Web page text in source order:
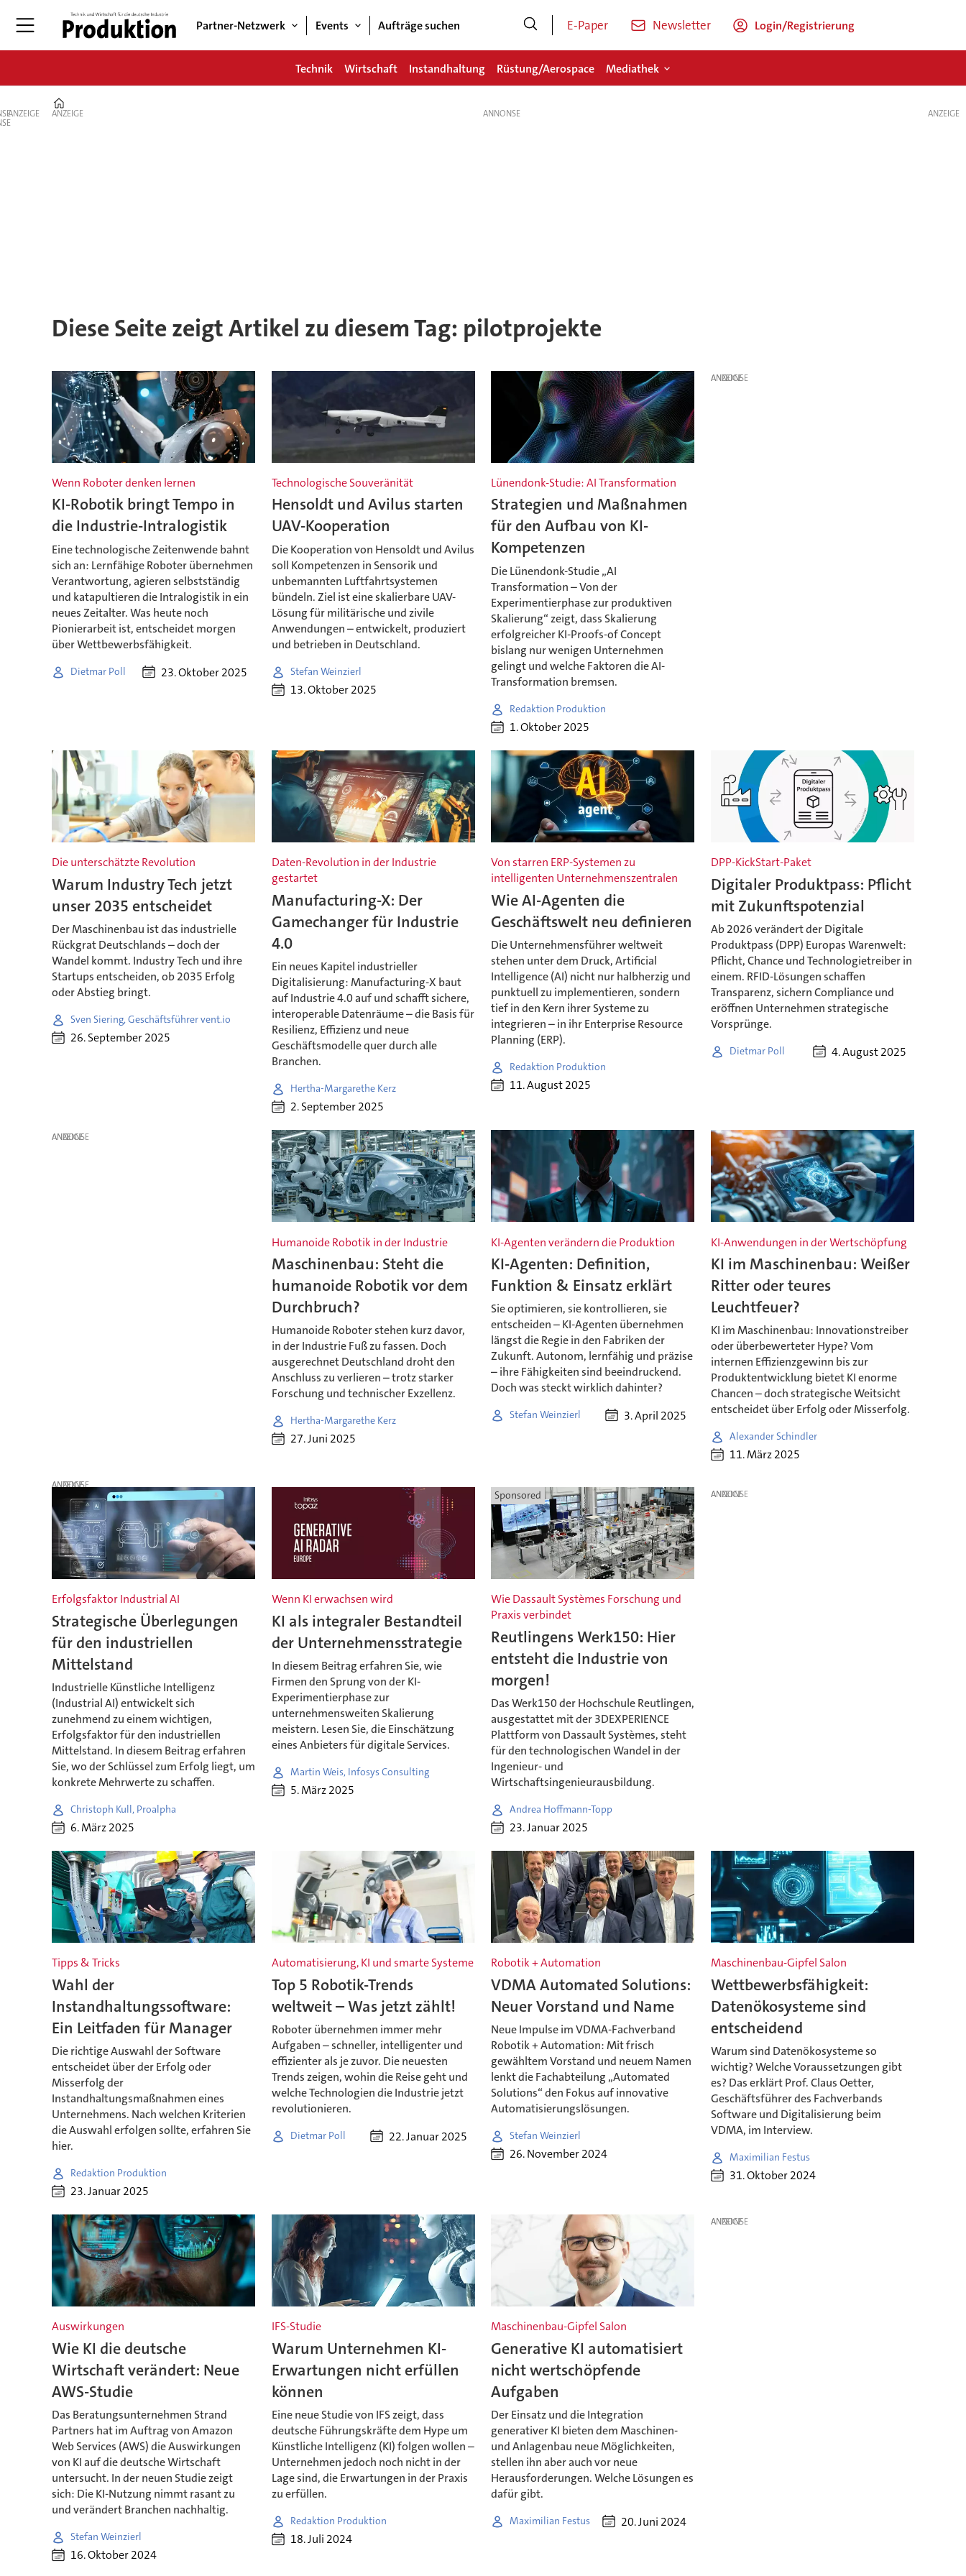
Partner-Netzwerk Events Aufträge suchen E-Paper Newsletter Login/Registrierung
Technik Wirtschaft Instandhaltung Rüstung/Aerospace Mediathek
ANZEIGE ANZEIGE
Diese Seite zeigt Artikel zu diesem Tag: pilotprojekte
Wenn Roboter denken lernen
KI-Robotik bringt Tempo in
die Industrie-Intralogistik
Eine technologische Zeitenwende bahnt
sich an: Lernfähige Roboter übernehmen
Verantwortung, agieren selbstständig
und katapultieren die Intralogistik in ein
neues Zeitalter. Was heute noch
Pionierarbeit ist, entscheidet morgen
über Wettbewerbsfähigkeit.
Dietmar Poll 23. Oktober 2025
Technologische Souveränität
Hensoldt und Avilus starten
UAV-Kooperation
Die Kooperation von Hensoldt und Avilus
soll Kompetenzen in Sensorik und
unbemannten Luftfahrtsystemen
bündeln. Ziel ist eine skalierbare UAV-
Lösung für militärische und zivile
Anwendungen – entwickelt, produziert
und betrieben in Deutschland.
Stefan Weinzierl
13. Oktober 2025
Lünendonk-Studie: AI Transformation
Strategien und Maßnahmen
für den Aufbau von KI-
Kompetenzen
Die Lünendonk-Studie „AI
Transformation – Von der
Experimentierphase zur produktiven
Skalierung“ zeigt, dass Skalierung
erfolgreicher KI-Proofs-of Concept
bislang nur wenigen Unternehmen
gelingt und welche Faktoren die AI-
Transformation bremsen.
Redaktion Produktion
1. Oktober 2025
ANZEIGE
Die unterschätzte Revolution
Warum Industry Tech jetzt
unser 2035 entscheidet
Der Maschinenbau ist das industrielle
Rückgrat Deutschlands – doch der
Wandel kommt. Industry Tech und ihre
Startups entscheiden, ob 2035 Erfolg
oder Abstieg bringt.
Sven Siering, Geschäftsführer vent.io
26. September 2025
Daten-Revolution in der Industrie
gestartet
Manufacturing-X: Der
Gamechanger für Industrie
4.0
Ein neues Kapitel industrieller
Digitalisierung: Manufacturing-X baut
auf Industrie 4.0 auf und schafft sichere,
interoperable Datenräume – die Basis für
Resilienz, Effizienz und neue
Geschäftsmodelle quer durch alle
Branchen.
Hertha-Margarethe Kerz
2. September 2025
Von starren ERP-Systemen zu
intelligenten Unternehmenszentralen
Wie AI-Agenten die
Geschäftswelt neu definieren
Die Unternehmensführer weltweit
stehen unter dem Druck, Artificial
Intelligence (AI) nicht nur halbherzig und
punktuell zu implementieren, sondern
tief in den Kern ihrer Systeme zu
integrieren – in ihr Enterprise Resource
Planning (ERP).
Redaktion Produktion
11. August 2025
DPP-KickStart-Paket
Digitaler Produktpass: Pflicht
mit Zukunftspotenzial
Ab 2026 verändert der Digitale
Produktpass (DPP) Europas Warenwelt:
Pflicht, Chance und Technologietreiber in
einem. RFID-Lösungen schaffen
Transparenz, sichern Compliance und
eröffnen Unternehmen strategische
Vorsprünge.
Dietmar Poll 4. August 2025
ANZEIGE
Humanoide Robotik in der Industrie
Maschinenbau: Steht die
humanoide Robotik vor dem
Durchbruch?
Humanoide Roboter stehen kurz davor,
in der Industrie Fuß zu fassen. Doch
ausgerechnet Deutschland droht den
Anschluss zu verlieren – trotz starker
Forschung und technischer Exzellenz.
Hertha-Margarethe Kerz
27. Juni 2025
KI-Agenten verändern die Produktion
KI-Agenten: Definition,
Funktion & Einsatz erklärt
Sie optimieren, sie kontrollieren, sie
entscheiden – KI-Agenten übernehmen
längst die Regie in den Fabriken der
Zukunft. Autonom, lernfähig und präzise
– ihre Fähigkeiten sind beeindruckend.
Doch was steckt wirklich dahinter?
Stefan Weinzierl 3. April 2025
KI-Anwendungen in der Wertschöpfung
KI im Maschinenbau: Weißer
Ritter oder teures
Leuchtfeuer?
KI im Maschinenbau: Innovationstreiber
oder überbewerteter Hype? Vom
internen Effizienzgewinn bis zur
Produktentwicklung bietet KI enorme
Chancen – doch strategische Weitsicht
entscheidet über Erfolg oder Misserfolg.
Alexander Schindler
11. März 2025
ANZEIGE
Erfolgsfaktor Industrial AI
Strategische Überlegungen
für den industriellen
Mittelstand
Industrielle Künstliche Intelligenz
(Industrial AI) entwickelt sich
zunehmend zu einem wichtigen,
Erfolgsfaktor für den industriellen
Mittelstand. In diesem Beitrag erfahren
Sie, wo der Schlüssel zum Erfolg liegt, um
konkrete Mehrwerte zu schaffen.
Christoph Kull, Proalpha
6. März 2025
Wenn KI erwachsen wird
KI als integraler Bestandteil
der Unternehmensstrategie
In diesem Beitrag erfahren Sie, wie
Firmen den Sprung von der KI-
Experimentierphase zur
unternehmensweiten Skalierung
meistern. Lesen Sie, die Einschätzung
eines Anbieters für digitale Services.
Martin Weis, Infosys Consulting
5. März 2025
Sponsored
Wie Dassault Systèmes Forschung und
Praxis verbindet
Reutlingens Werk150: Hier
entsteht die Industrie von
morgen!
Das Werk150 der Hochschule Reutlingen,
ausgestattet mit der 3DEXPERIENCE
Plattform von Dassault Systèmes, steht
für den technologischen Wandel in der
Ingenieur- und
Wirtschaftsingenieurausbildung.
Andrea Hoffmann-Topp
23. Januar 2025
ANZEIGE
Tipps & Tricks
Wahl der
Instandhaltungssoftware:
Ein Leitfaden für Manager
Die richtige Auswahl der Software
entscheidet über der Erfolg oder
Misserfolg der
Instandhaltungsmaßnahmen eines
Unternehmens. Nach welchen Kriterien
die Auswahl erfolgen sollte, erfahren Sie
hier.
Redaktion Produktion
23. Januar 2025
Automatisierung, KI und smarte Systeme
Top 5 Robotik-Trends
weltweit – Was jetzt zählt!
Roboter übernehmen immer mehr
Aufgaben – schneller, intelligenter und
effizienter als je zuvor. Die neuesten
Trends zeigen, wohin die Reise geht und
welche Technologien die Industrie jetzt
revolutionieren.
Dietmar Poll 22. Januar 2025
Robotik + Automation
VDMA Automated Solutions:
Neuer Vorstand und Name
Neue Impulse im VDMA-Fachverband
Robotik + Automation: Mit frisch
gewähltem Vorstand und neuem Namen
lenkt die Fachabteilung „Automated
Solutions“ den Fokus auf innovative
Automatisierungslösungen.
Stefan Weinzierl
26. November 2024
Maschinenbau-Gipfel Salon
Wettbewerbsfähigkeit:
Datenökosysteme sind
entscheidend
Warum sind Datenökosysteme so
wichtig? Welche Voraussetzungen gibt
es? Das erklärt Prof. Claus Oetter,
Geschäftsführer des Fachverbands
Software und Digitalisierung beim
VDMA, im Interview.
Maximilian Festus
31. Oktober 2024
Auswirkungen
Wie KI die deutsche
Wirtschaft verändert: Neue
AWS-Studie
Das Beratungsunternehmen Strand
Partners hat im Auftrag von Amazon
Web Services (AWS) die Auswirkungen
von KI auf die deutsche Wirtschaft
untersucht. In der neuen Studie zeigt
sich: Die KI-Nutzung nimmt rasant zu
und verändert Branchen nachhaltig.
Stefan Weinzierl
16. Oktober 2024
IFS-Studie
Warum Unternehmen KI-
Erwartungen nicht erfüllen
können
Eine neue Studie von IFS zeigt, dass
deutsche Führungskräfte dem Hype um
Künstliche Intelligenz (KI) folgen wollen –
Unternehmen jedoch noch nicht in der
Lage sind, die Erwartungen in der Praxis
zu erfüllen.
Redaktion Produktion
18. Juli 2024
Maschinenbau-Gipfel Salon
Generative KI automatisiert
nicht wertschöpfende
Aufgaben
Der Einsatz und die Integration
generativer KI bieten dem Maschinen-
und Anlagenbau neue Möglichkeiten,
stellen ihn aber auch vor neue
Herausforderungen. Welche Lösungen es
dafür gibt.
Maximilian Festus 20. Juni 2024
ANZEIGE
ANZEIGE